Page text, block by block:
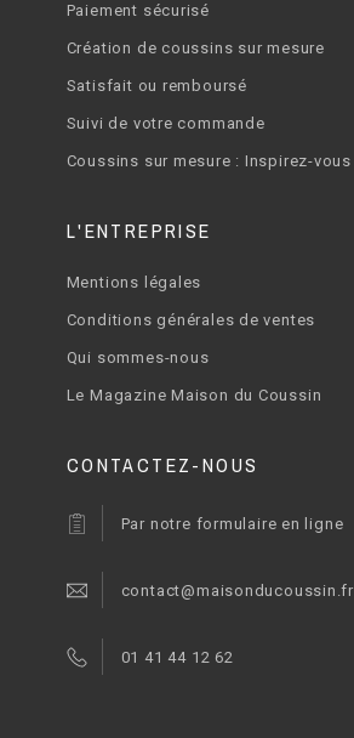
Paiement sécurisé
Création de coussins sur mesure
Satisfait ou remboursé
Suivi de votre commande
Coussins sur mesure : Inspirez-vous
L'ENTREPRISE
Mentions légales
Conditions générales de ventes
Qui sommes-nous
Le Magazine Maison du Coussin
CONTACTEZ-NOUS
Par notre formulaire en ligne
contact@maisonducoussin.fr
01 41 44 12 62